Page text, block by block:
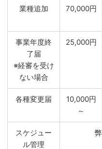
業種追加 70,000円
事業年度終
了届
※経審を受け
ない場合
25,000円
各種変更届
10,000円
～
スケジュー
ル管理